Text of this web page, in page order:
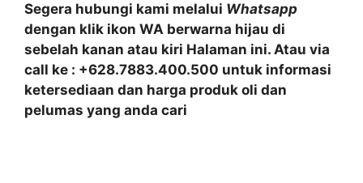
Segera hubungi kami melalui Whatsapp
dengan klik ikon WA berwarna hijau di
sebelah kanan atau kiri Halaman ini. Atau via
call ke : +628.7883.400.500 untuk informasi
ketersediaan dan harga produk oli dan
pelumas yang anda cari